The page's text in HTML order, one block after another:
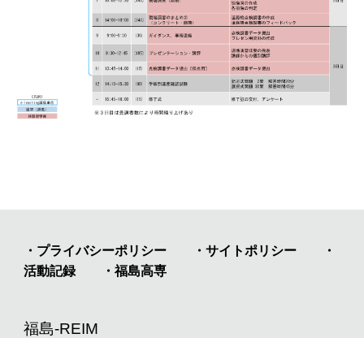
・プライバシーポリシー ・サイトポリシー
・
活動記録
・福島高専
福島-REIM